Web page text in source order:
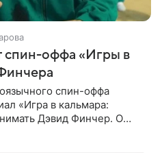
спин-оффа «Игры в
спин-оффа
«Игра в кальмара:
Дэвид Финчер. О